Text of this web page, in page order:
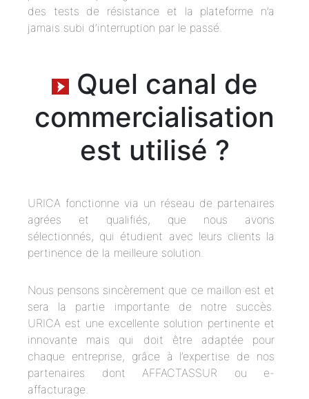
des tests de résistance et la plateforme n’a
jamais subi d’interruption par le passé.
Quel canal de
commercialisation
est utilisé ?
URICA fonctionne via un réseau de partenaires
agrées et qualifiés, que nous avons
sélectionnés, qui étudient avec leurs clients la
pertinence de la meilleure solution.
Nous pensons sincèrement que ce maillon est et
sera la partie importante de notre succès.
URICA est une excellente solution pertinente et
innovante mais qui doit être adaptée pour
chaque entreprise, grâce à l’expertise de nos
partenaires dont AFFACTASSUR ou e-
affacturage.